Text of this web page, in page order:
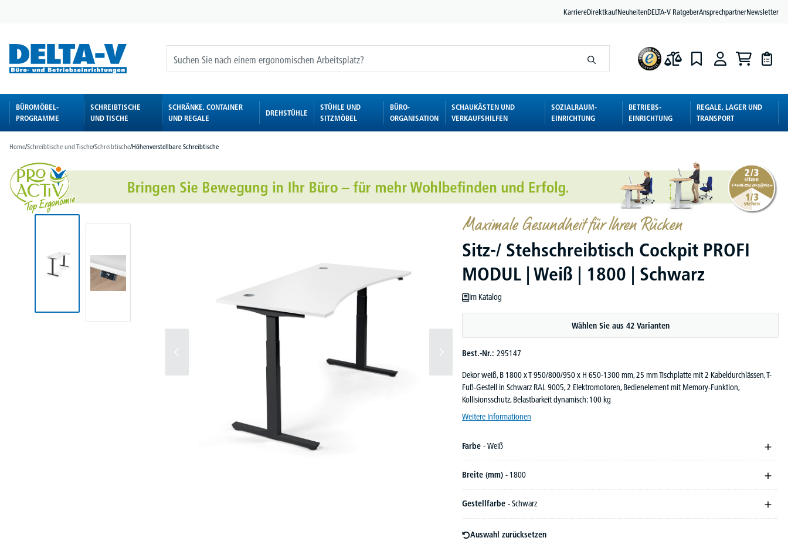
KarriereDirektkaufNeuheitenDELTA-V RatgeberAnsprechpartnerNewsletter
BÜROMÖBEL-
PROGRAMME
SCHREIBTISCHE
UND TISCHE
SCHRÄNKE, CONTAINER
UND REGALE
DREHSTÜHLE
STÜHLE UND
SITZMÖBEL
BÜRO-
ORGANISATION
SCHAUKÄSTEN UND
VERKAUFSHILFEN
SOZIALRAUM-
EINRICHTUNG
BETRIEBS-
EINRICHTUNG
REGALE, LAGER UND
TRANSPORT
Home/Schreibtische und Tische/Schreibtische/Höhenverstellbare Schreibtische
Maximale Gesundheit für Ihren Rücken
Sitz-/ Stehschreibtisch Cockpit PROFI
MODUL | Weiß | 1800 | Schwarz
Im Katalog
Wählen Sie aus 42 Varianten
Best.-Nr.: 295147
Dekor weiß, B 1800 x T 950/800/950 x H 650-1300 mm, 25 mm Tischplatte mit 2 Kabeldurchlässen, T-
Fuß-Gestell in Schwarz RAL 9005, 2 Elektromotoren, Bedienelement mit Memory-Funktion,
Kollisionsschutz, Belastbarkeit dynamisch: 100 kg
Weitere Informationen
Farbe - Weiß
Breite (mm) - 1800
Gestellfarbe - Schwarz
Auswahl zurücksetzen